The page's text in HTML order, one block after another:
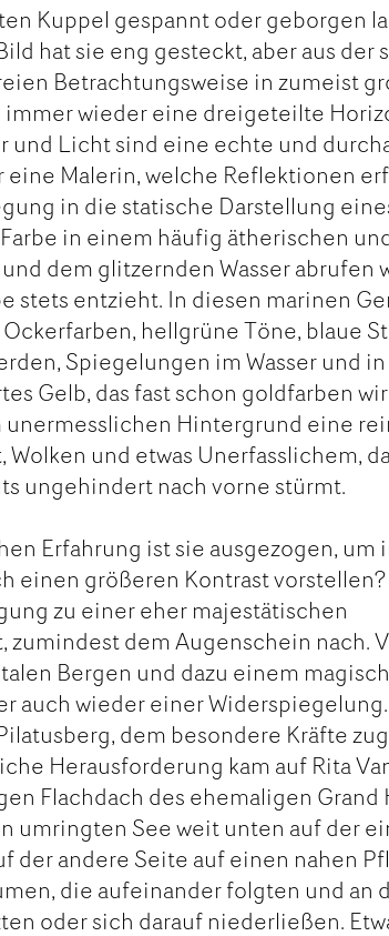
Kuppel gespannt oder geborgen
hat sie eng gesteckt, aber aus der
Betrachtungsweise in zumeist
wieder eine dreigeteilte
und Licht sind eine echte und
Malerin, welche Reflektionen
in die statische Darstellung
in einem häufig ätherischen
dem glitzernden Wasser abrufen
stets entzieht. In diesen marinen
hellgrüne Töne, blaue
Spiegelungen im Wasser und
Gelb, das fast schon goldfarben
Hintergrund eine
und etwas Unerfasslichem,
ungehindert nach vorne stürmt.
Erfahrung ist sie ausgezogen, um
einen größeren Kontrast
zu einer eher majestätischen
zumindest dem Augenschein nach.
Bergen und dazu einem
auch wieder einer
dem besondere Kräfte
Herausforderung kam auf Rita
Flachdach des ehemaligen
umringten See weit unten auf der
der andere Seite auf einen nahen
die aufeinander folgten und an
oder sich darauf niederließen.